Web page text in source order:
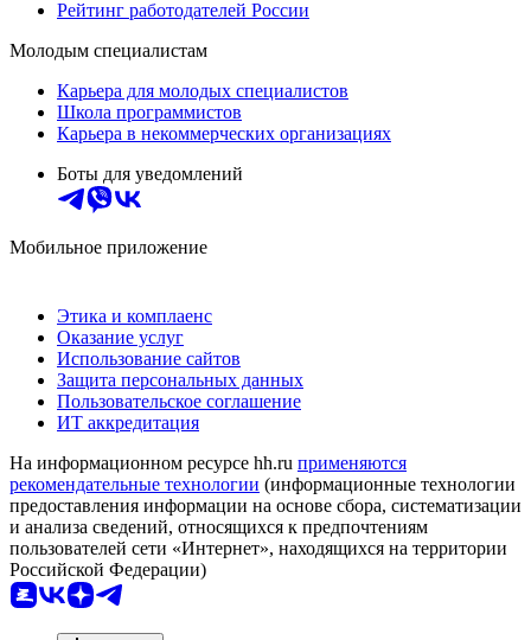
Рейтинг работодателей России
Молодым специалистам
Карьера для молодых специалистов
Школа программистов
Карьера в некоммерческих организациях
Боты для уведомлений
Мобильное приложение
Этика и комплаенс
Оказание услуг
Использование сайтов
Защита персональных данных
Пользовательское соглашение
ИТ аккредитация
На информационном ресурсе hh.ru применяются
рекомендательные технологии (информационные технологии
предоставления информации на основе сбора, систематизации
и анализа сведений, относящихся к предпочтениям
пользователей сети «Интернет», находящихся на территории
Российской Федерации)